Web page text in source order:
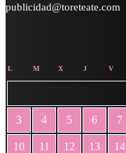
publicidad@toreteate.com
L M X J V
3 4 5 6 7
10 11 12 13 14